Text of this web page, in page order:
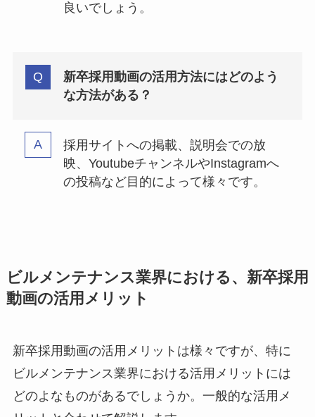
良いでしょう。
新卒採用動画の活用方法にはどのよう
な方法がある？
採用サイトへの掲載、説明会での放
映、YoutubeチャンネルやInstagramへ
の投稿など目的によって様々です。
ビルメンテナンス業界における、新卒採用
動画の活用メリット
新卒採用動画の活用メリットは様々ですが、特に
ビルメンテナンス業界における活用メリットには
どのよなものがあるでしょうか。一般的な活用メ